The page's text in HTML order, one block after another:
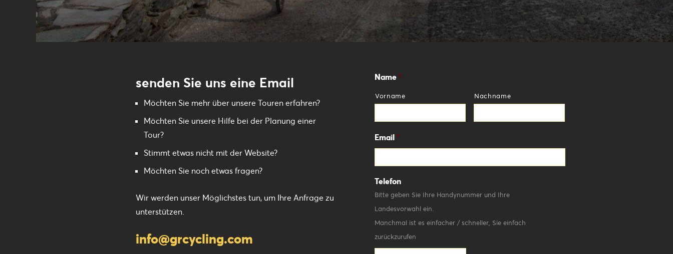
senden Sie uns eine Email
Möchten Sie mehr über unsere Touren erfahren?
Möchten Sie unsere Hilfe bei der Planung einer
Tour?
Stimmt etwas nicht mit der Website?
Möchten Sie noch etwas fragen?
Wir werden unser Möglichstes tun, um Ihre Anfrage zu
unterstützen.
info@grcycling.com
Name *
Vorname Nachname
Email *
Telefon
Bitte geben Sie Ihre Handynummer und Ihre
Landesvorwahl ein.
Manchmal ist es einfacher / schneller, Sie einfach
zurückzurufen